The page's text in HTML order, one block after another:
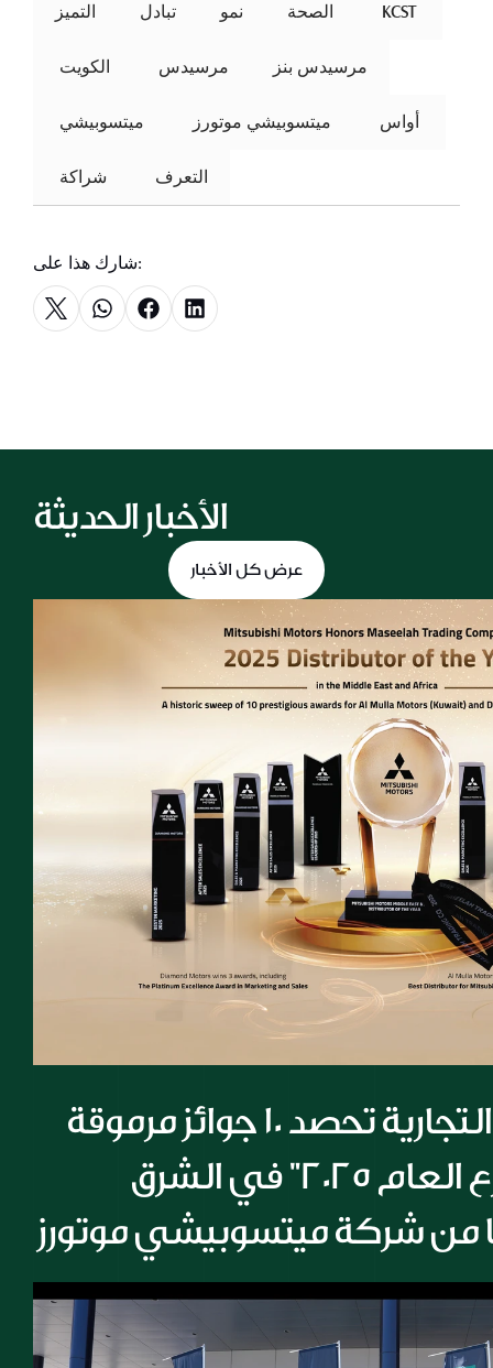
التميز تبادل نمو الصحة KCST
مرسيدس مرسيدس بنز
ميتسوبيشي موتورز
التعرف
شارك هذا على:
الأخبار الحديثة
عرض كل الأخبار
من شركة ميتسوبيشي موتورز